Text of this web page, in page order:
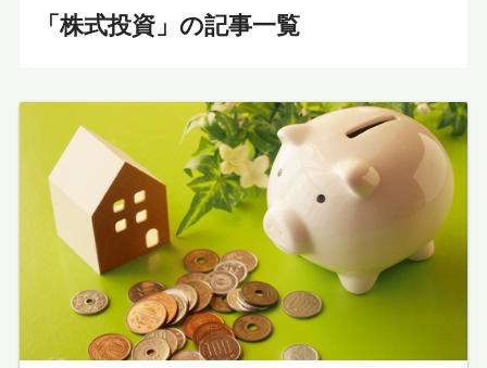
「株式投資」の記事一覧